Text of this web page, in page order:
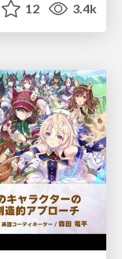
12 3.4k